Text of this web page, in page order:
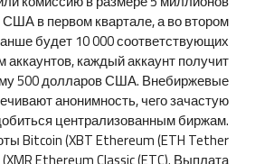
в первом квартале, а во втором
будет 10 000 соответствующих
аккаунтов, каждый аккаунт получит
500 долларов США. Внебиржевые
анонимность, чего зачастую
централизованным биржам.
Bitcoin (XBT Ethereum (ETH Tether